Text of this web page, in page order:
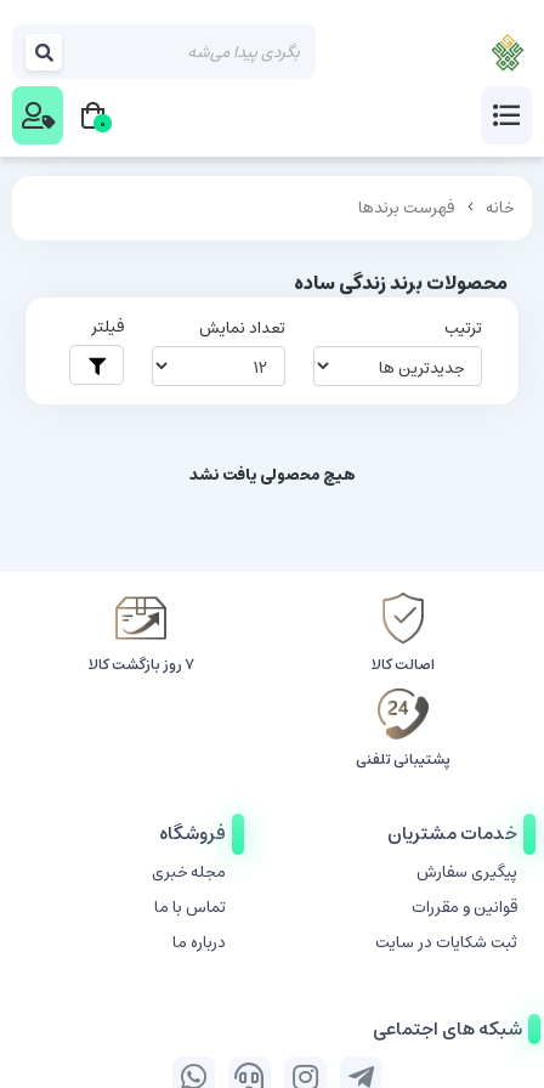
خانه فهرست برندها
محصولات برند زندگی ساده
ترتیب تعداد نمایش فیلتر
هیچ محصولی یافت نشد
اصالت کالا ۷ روز بازگشت کالا
پشتیبانی تلفنی
خدمات مشتریان
پیگیری سفارش
قوانین و مقررات
ثبت شکایات در سایت
فروشگاه
مجله خبری
تماس با ما
درباره ما
شبکه های اجتماعی
0